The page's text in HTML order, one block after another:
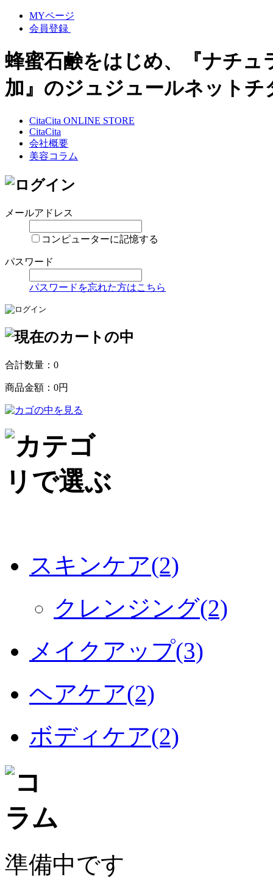
MYページ
会員登録
蜂蜜石鹸をはじめ、『ナチュ
加』のジュジュールネット
CitaCita ONLINE STORE
CitaCita
会社概要
美容コラム
メールアドレス
コンピューターに記憶する
パスワード
パスワードを忘れた方はこちら
合計数量： 0
商品金額： 0円
スキンケア(2)
クレンジング(2)
メイクアップ(3)
ヘアケア(2)
ボディケア(2)
準備中です